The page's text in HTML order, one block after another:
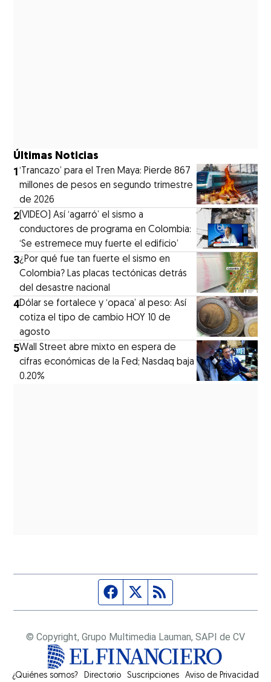
Últimas Noticias
1‘Trancazo’ para el Tren Maya: Pierde 867
millones de pesos en segundo trimestre
de 2026
2(VIDEO) Así ‘agarró’ el sismo a
conductores de programa en Colombia:
‘Se estremece muy fuerte el edificio’
3¿Por qué fue tan fuerte el sismo en
Colombia? Las placas tectónicas detrás
del desastre nacional
4Dólar se fortalece y ‘opaca’ al peso: Así
cotiza el tipo de cambio HOY 10 de
agosto
5Wall Street abre mixto en espera de
cifras económicas de la Fed; Nasdaq baja
0.20%
Página de Facebook
Fuente Twitter
© Copyright, Grupo Multimedia Lauman, SAPI de CV
¿Quiénes somos? Directorio Suscripciones Opens in new window
Aviso de Privacidad